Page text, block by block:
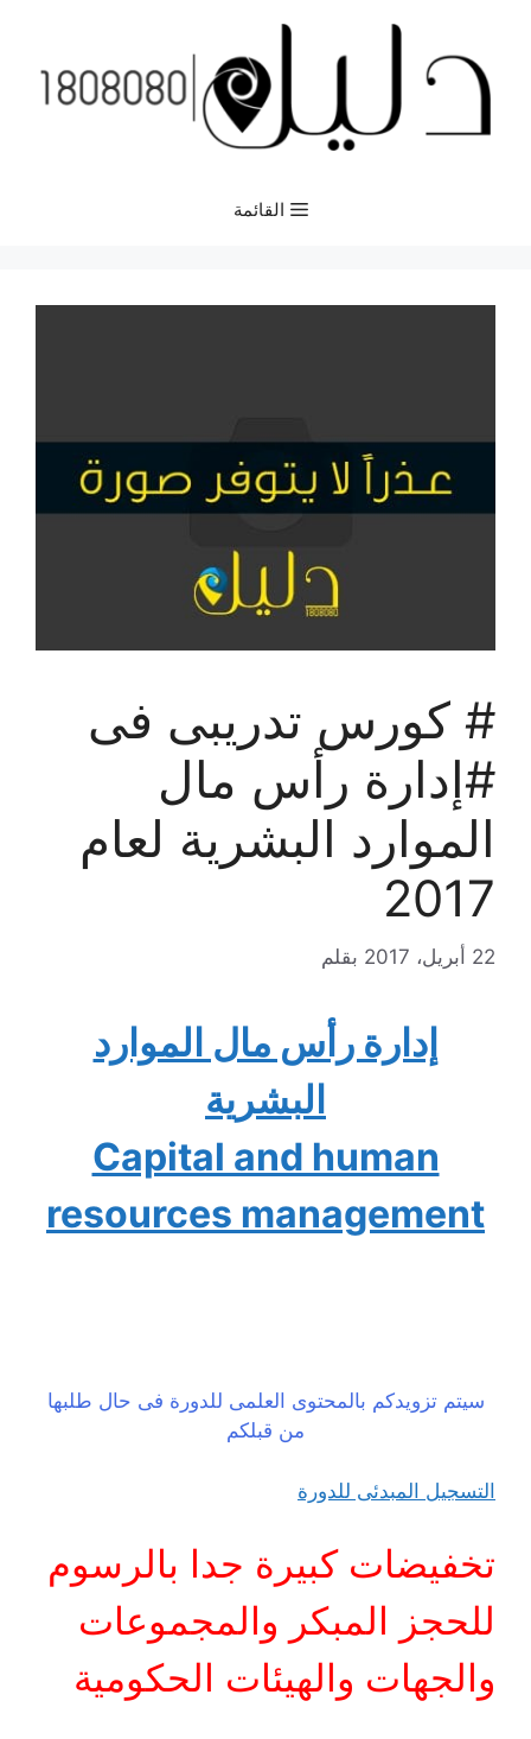
المحتوى
القائمة
# كورس تدريبى فى
#إدارة رأس مال
الموارد البشرية لعام
2017
22 أبريل، 2017 بقلم
إدارة رأس مال الموارد
البشرية
Capital and human
resources management
سيتم تزويدكم بالمحتوى العلمى للدورة فى حال طلبها
من قبلكم
التسجيل المبدئى للدورة
تخفيضات كبيرة جدا بالرسوم
للحجز المبكر والمجموعات
والجهات والهيئات الحكومية